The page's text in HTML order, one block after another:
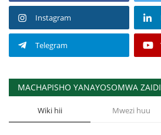
Instagram
Telegram
MACHAPISHO YANAYOSOMWA ZAIDI
Wiki hii Mwezi huu